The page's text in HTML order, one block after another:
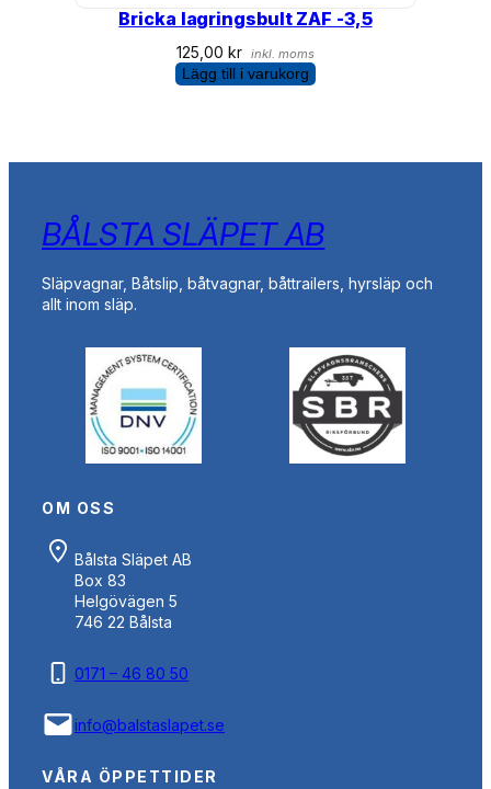
Bricka lagringsbult ZAF -3,5
125,00 kr inkl. moms
Lägg till i varukorg
BÅLSTA SLÄPET AB
Släpvagnar, Båtslip, båtvagnar, båttrailers, hyrsläp och
allt inom släp.
OM OSS
Bålsta Släpet AB
Box 83
Helgövägen 5
746 22 Bålsta
0171 – 46 80 50
info@balstaslapet.se
VÅRA ÖPPETTIDER